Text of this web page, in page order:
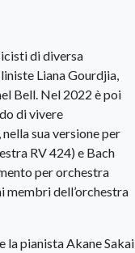
di diversa
Liana Gourdjia,
Bell. Nel 2022 è poi
di vivere
sua versione per
RV 424) e Bach
per orchestra
membri dell’orchestra
la pianista Akane Sakai